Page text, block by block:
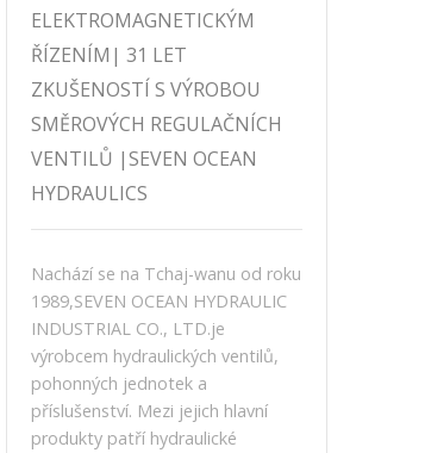
ELEKTROMAGNETICKÝM
ŘÍZENÍM| 31 LET
ZKUŠENOSTÍ S VÝROBOU
SMĚROVÝCH REGULAČNÍCH
VENTILŮ |SEVEN OCEAN
HYDRAULICS
Nachází se na Tchaj-wanu od roku
1989,SEVEN OCEAN HYDRAULIC
INDUSTRIAL CO., LTD.je
výrobcem hydraulických ventilů,
pohonných jednotek a
příslušenství. Mezi jejich hlavní
produkty patří hydraulické